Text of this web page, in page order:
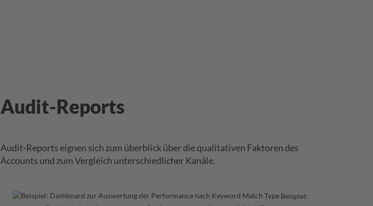
Audit-Reports
Audit-Reports eignen sich zum überblick über die qualitativen Faktoren des
Accounts und zum Vergleich unterschiedlicher Kanäle.
Beispiel: